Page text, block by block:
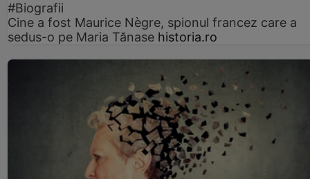
#Biografii
Cine a fost Maurice Nègre, spionul francez care a
sedus-o pe Maria Tănase historia.ro